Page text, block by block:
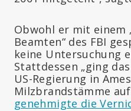
Obwohl er mit einem
Beamten“ des FBI
keine Untersuchung
Stattdessen „ging
US-Regierung in
Milzbrandstämme
genehmigte die